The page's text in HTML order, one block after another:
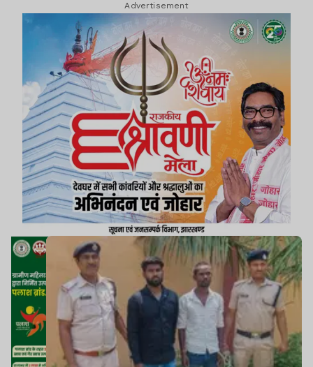
Advertisement